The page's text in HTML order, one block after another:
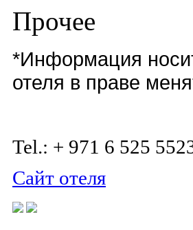
Прочее
*Информация
отеля в праве
Tel.: + 971 6 525
Сайт отеля